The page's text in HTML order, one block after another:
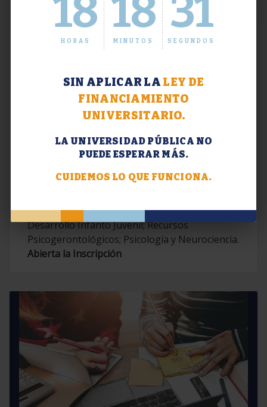
18
HORAS
18
MINUTOS
32
SEGUNDOS
SIN APLICAR LA LEY DE
FINANCIAMIENTO
UNIVERSITARIO.
LA UNIVERSIDAD PÚBLICA NO
PUEDE ESPERAR MÁS.
CUIDEMOS LO QUE FUNCIONA.
Extensión. Diplomaturas 2026.
Contemporáneas; Problemáticas en el
Desarrollo Infanto Juvenil; Recursos
Psicogerontológicos; Psicología y Neurociencia.
Abierta la Inscripción